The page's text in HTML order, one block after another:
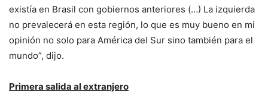
existía en Brasil con gobiernos anteriores (…) La izquierda
no prevalecerá en esta región, lo que es muy bueno en mi
opinión no solo para América del Sur sino también para el
mundo”, dijo.
Primera salida al extranjero